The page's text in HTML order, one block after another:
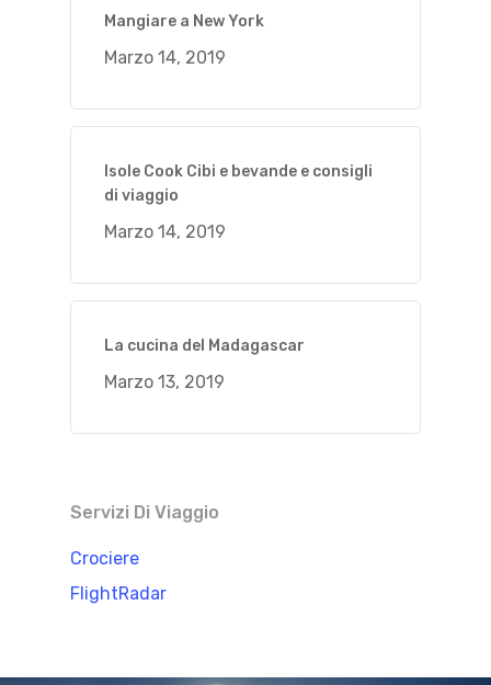
Mangiare a New York
Marzo 14, 2019
Isole Cook Cibi e bevande e consigli
di viaggio
Marzo 14, 2019
La cucina del Madagascar
Marzo 13, 2019
Servizi Di Viaggio
Crociere
FlightRadar